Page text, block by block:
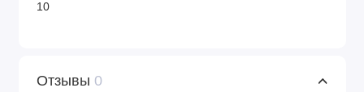
10
Отзывы 0